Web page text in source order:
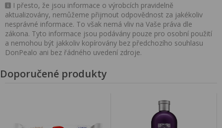
I přesto, že jsou informace o výrobcích pravidelně
aktualizovány, nemůžeme přijmout odpovědnost za jakékoliv
nesprávné informace. To však nemá vliv na Vaše práva dle
zákona. Tyto informace jsou podávány pouze pro osobní použití
a nemohou být jakkoliv kopírovány bez předchozího souhlasu
DonPealo ani bez řádného uvedení zdroje.
Doporučené produkty